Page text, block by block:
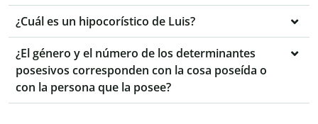
¿Cuál es un hipocorístico de Luis?
¿El género y el número de los determinantes
posesivos corresponden con la cosa poseída o
con la persona que la posee?